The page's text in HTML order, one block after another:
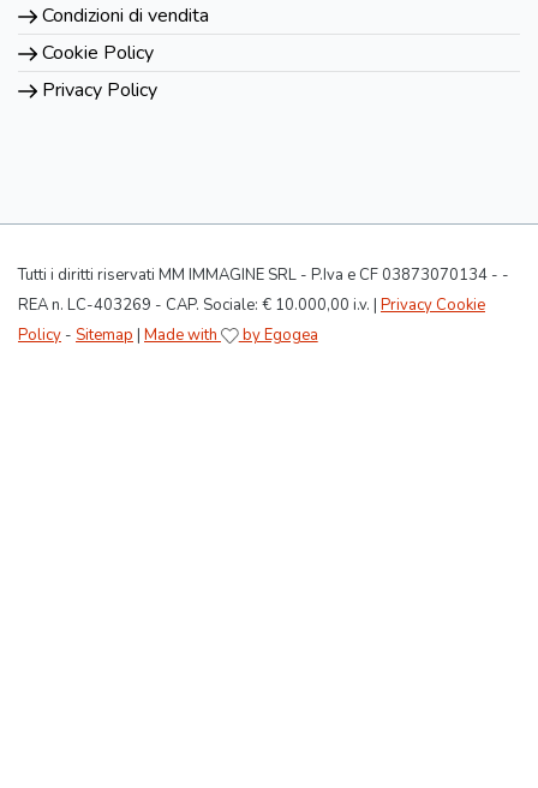
Condizioni di vendita
Cookie Policy
Privacy Policy
Tutti i diritti riservati MM IMMAGINE SRL - P.Iva e CF 03873070134 - -
REA n. LC-403269 - CAP. Sociale: € 10.000,00 i.v. | Privacy Cookie
Policy - Sitemap | Made with by Egogea